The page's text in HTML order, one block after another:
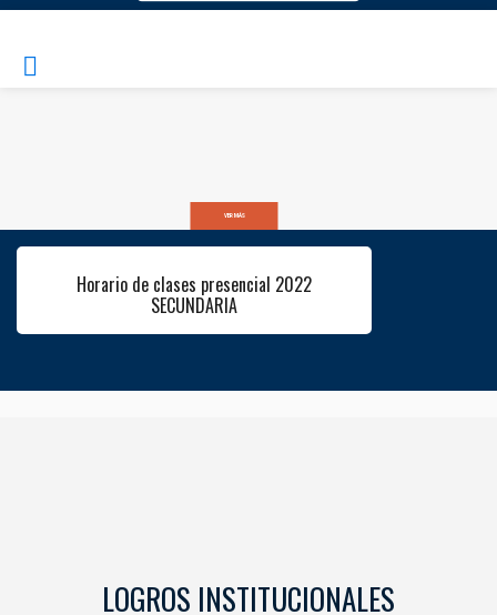
VER MÁS
Horario de clases presencial 2022
SECUNDARIA
LOGROS INSTITUCIONALES